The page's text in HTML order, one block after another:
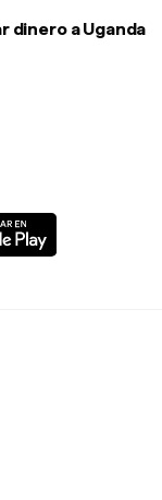
dinero a Uganda